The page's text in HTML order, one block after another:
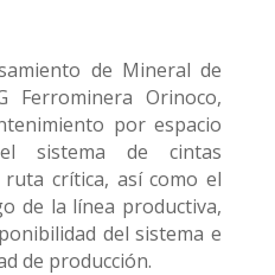
de Mineral de
Ferrominera Orinoco,
por espacio
sistema de cintas
crítica, así como el
de la línea productiva,
del sistema e
de producción.